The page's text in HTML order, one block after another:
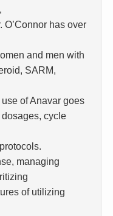
O’Connor has over
and men with
SARM,
of Anavar goes
cycle
managing
of utilizing